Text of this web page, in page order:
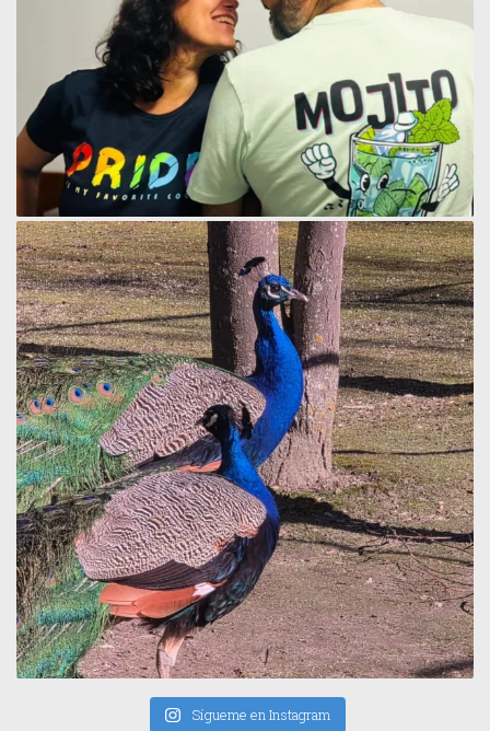
Sígueme en Instagram